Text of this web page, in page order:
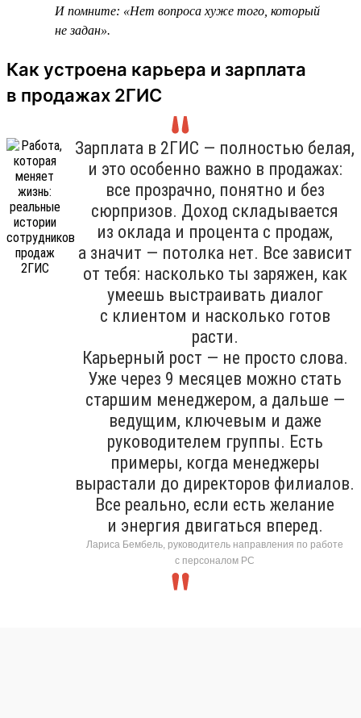
И помните: «Нет вопроса хуже того, который
не задан».
Как устроена карьера и зарплата
в продажах 2ГИС
Зарплата в 2ГИС — полностью белая,
и это особенно важно в продажах:
все прозрачно, понятно и без
сюрпризов. Доход складывается
из оклада и процента с продаж,
а значит — потолка нет. Все зависит
от тебя: насколько ты заряжен, как
умеешь выстраивать диалог
с клиентом и насколько готов
расти.
Карьерный рост — не просто слова.
Уже через 9 месяцев можно стать
старшим менеджером, а дальше —
ведущим, ключевым и даже
руководителем группы. Есть
примеры, когда менеджеры
вырастали до директоров филиалов.
Все реально, если есть желание
и энергия двигаться вперед.
Лариса Бембель, руководитель направления по работе
с персоналом РС